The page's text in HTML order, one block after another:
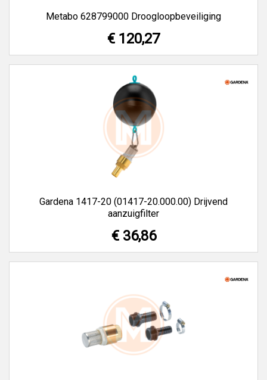
Metabo 628799000 Droogloopbeveiliging
€ 120,27
Gardena 1417-20 (01417-20.000.00) Drijvend
aanzuigfilter
€ 36,86